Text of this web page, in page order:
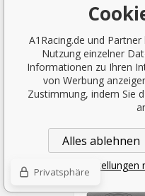
Sensoren
35.99
VORRÄTIG 1
A1Racing.de und
Nutzung einzelner
Informationen zu Ihren
von Werbung
Zustimmung, indem Sie
Alles ablehnen
Detaillierte Einstellungen
Privatsphäre